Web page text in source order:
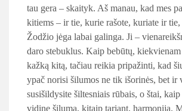
tau gera – skaityk. Aš manau, kad mes
kitiems – ir tie, kurie rašote, kuriate ir
Žodžio jėga labai galinga. Ji –
daro stebuklus. Kaip bebūtų,
kažką kitą, tačiau reikia pripažinti, kad
ypač norisi šilumos ne tik išorinės, bet ir
susišildysite šiltesniais rūbais, o štai,
vidinę šilumą, kitaip tariant, harmoniją.